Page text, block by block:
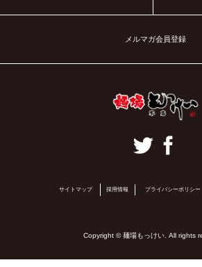
メルマガ会員登録
サイトマップ 採用情報 プライバシーポリシー
Copyright © 麺場もっけい. All rights